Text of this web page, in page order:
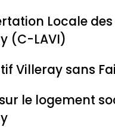
Locale des
(C-LAVI)
Villeray sans
le logement